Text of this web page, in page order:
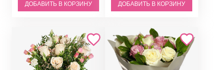
ДОБАВИТЬ В КОРЗИНУ ДОБАВИТЬ В КОРЗИНУ